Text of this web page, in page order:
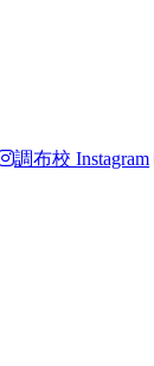
調布校 Instagram